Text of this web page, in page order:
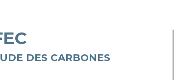
DES CARBONES